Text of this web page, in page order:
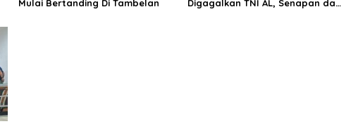
Mulai Bertanding Di Tambelan
Digagalkan TNI AL, Senapan dan